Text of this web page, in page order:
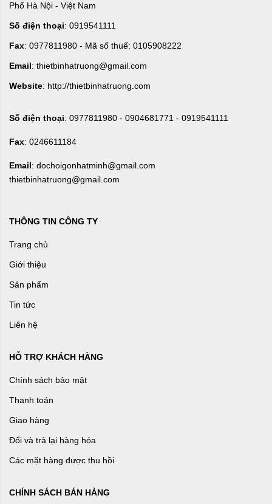
Phố Hà Nội - Việt Nam
Số điện thoại: 0919541111
Fax: 0977811980 - Mã số thuế: 0105908222
Email: thietbinhatruong@gmail.com
Website: http://thietbinhatruong.com
Số điện thoại: 0977811980 - 0904681771 - 0919541111
Fax: 0246611184
Email: dochoigonhatminh@gmail.com
thietbinhatruong@gmail.com
THÔNG TIN CÔNG TY
Trang chủ
Giới thiệu
Sản phẩm
Tin tức
Liên hệ
HỖ TRỢ KHÁCH HÀNG
Chính sách bảo mật
Thanh toán
Giao hàng
Đổi và trả lại hàng hóa
Các mặt hàng được thu hồi
CHÍNH SÁCH BÁN HÀNG